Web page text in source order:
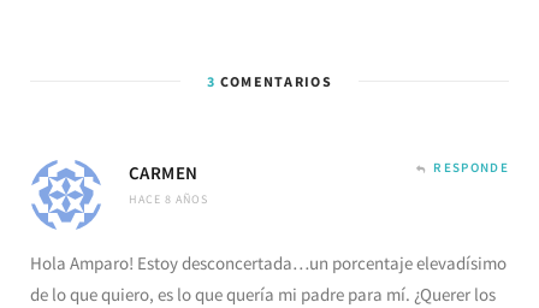
3 COMENTARIOS
CARMEN
HACE 8 AÑOS
RESPONDE
Hola Amparo! Estoy desconcertada…un porcentaje elevadísimo
de lo que quiero, es lo que quería mi padre para mí. ¿Querer los